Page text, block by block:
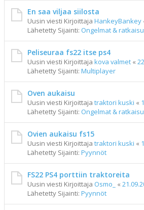
En saa viljaa siilosta
Uusin viesti Kirjoittaja HankeyBankey
Lähetetty Sijainti: Ongelmat &
Peliseuraa fs22 itse ps4
Uusin viesti Kirjoittaja kova valmet «
Lähetetty Sijainti: Multiplayer
Oven aukaisu
Uusin viesti Kirjoittaja traktori kuski «
Lähetetty Sijainti: Ongelmat &
Ovien aukaisu fs15
Uusin viesti Kirjoittaja traktori kuski «
Lähetetty Sijainti: Pyynnöt
FS22 PS4 porttiin traktoreita
Uusin viesti Kirjoittaja Osmo_ «
Lähetetty Sijainti: Pyynnöt